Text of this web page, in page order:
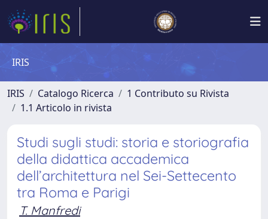
IRIS
IRIS Catalogo Ricerca
1 Contributo su Rivista
1.1 Articolo in rivista
Studi sugli studi: storia e storiografia
della didattica accademica
dell’architettura nel Sei-Settecento
tra Roma e Parigi
T. Manfredi